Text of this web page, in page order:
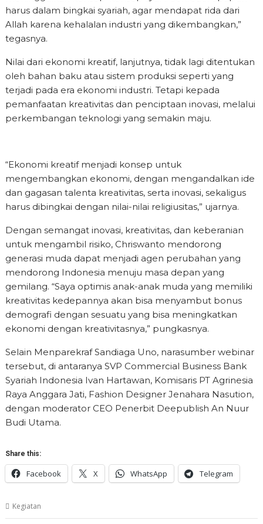
harus dalam bingkai syariah, agar mendapat rida dari
Allah karena kehalalan industri yang dikembangkan,”
tegasnya.
Nilai dari ekonomi kreatif, lanjutnya, tidak lagi ditentukan
oleh bahan baku atau sistem produksi seperti yang
terjadi pada era ekonomi industri. Tetapi kepada
pemanfaatan kreativitas dan penciptaan inovasi, melalui
perkembangan teknologi yang semakin maju.
“Ekonomi kreatif menjadi konsep untuk
mengembangkan ekonomi, dengan mengandalkan ide
dan gagasan talenta kreativitas, serta inovasi, sekaligus
harus dibingkai dengan nilai-nilai religiusitas,” ujarnya.
Dengan semangat inovasi, kreativitas, dan keberanian
untuk mengambil risiko, Chriswanto mendorong
generasi muda dapat menjadi agen perubahan yang
mendorong Indonesia menuju masa depan yang
gemilang. “Saya optimis anak-anak muda yang memiliki
kreativitas kedepannya akan bisa menyambut bonus
demografi dengan sesuatu yang bisa meningkatkan
ekonomi dengan kreativitasnya,” pungkasnya.
Selain Menparekraf Sandiaga Uno, narasumber webinar
tersebut, di antaranya SVP Commercial Business Bank
Syariah Indonesia Ivan Hartawan, Komisaris PT Agrinesia
Raya Anggara Jati, Fashion Designer Jenahara Nasution,
dengan moderator CEO Penerbit Deepublish An Nuur
Budi Utama.
Share this:
Facebook X WhatsApp Telegram
Kegiatan